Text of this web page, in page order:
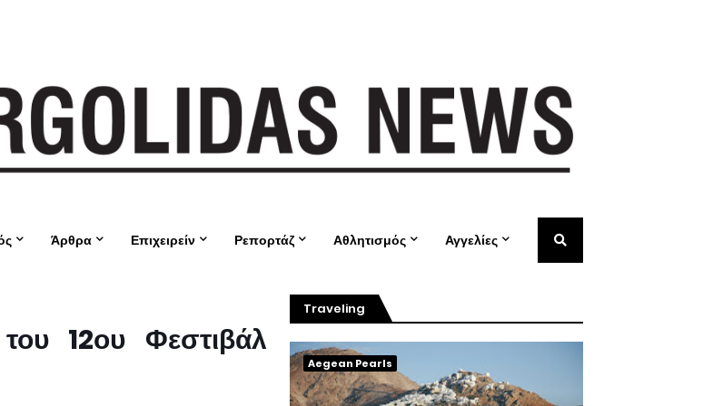
Άρθρα Επιχειρείν Ρεπορτάζ Αθλητισμός Αγγελίες
12ου Φεστιβάλ
Traveling
Aegean Pearls